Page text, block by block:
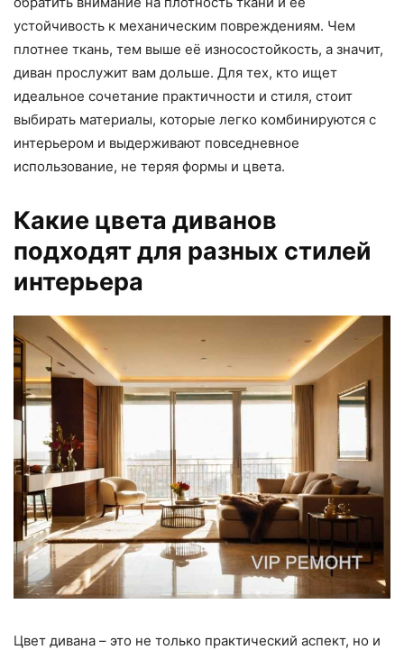
устойчивость к механическим повреждениям. Чем
плотнее ткань, тем выше её износостойкость, а значит,
диван прослужит вам дольше. Для тех, кто ищет
идеальное сочетание практичности и стиля, стоит
выбирать материалы, которые легко комбинируются с
интерьером и выдерживают повседневное
использование, не теряя формы и цвета.
Какие цвета диванов
подходят для разных стилей
интерьера
Цвет дивана – это не только практический аспект, но и